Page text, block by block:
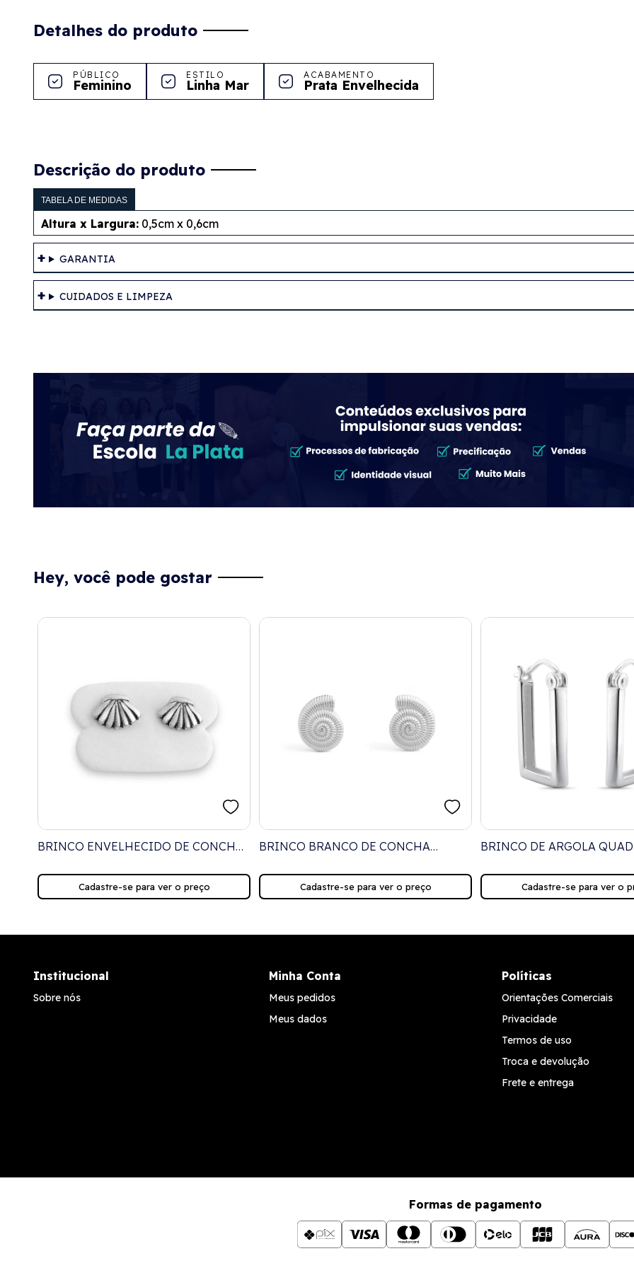
Detalhes do produto
PÚBLICO
Feminino
ESTILO
Linha Mar
ACABAMENTO
Prata Envelhecida
Descrição do produto
TABELA DE MEDIDAS
Altura x Largura: 0,5cm x 0,6cm
GARANTIA
CUIDADOS E LIMPEZA
Hey, você pode gostar
BRINCO ENVELHECIDO DE CONCHA
Cadastre-se para ver o preço
BRINCO BRANCO DE CONCHA
Cadastre-se para ver o preço
BRINCO DE ARGOLA
Cadastre-se para ver o
Institucional
Sobre nós
Minha Conta
Meus pedidos
Meus dados
Políticas
Orientações Comerciais
Privacidade
Termos de uso
Troca e devolução
Frete e entrega
Formas de pagamento